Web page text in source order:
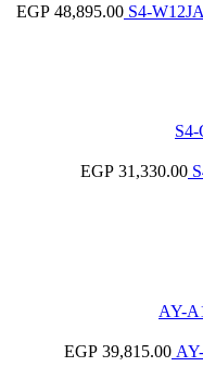
EGP 48,895.00
EGP 31,330.00
EGP 39,815.00